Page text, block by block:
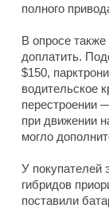
полного
В опросе
доплатить.
$150,
водительское
перестроении
при движении
могло
У покупателей
гибридов
поставили